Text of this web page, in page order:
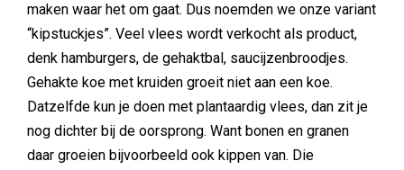
maken waar het om gaat. Dus noemden we onze variant
“kipstuckjes”. Veel vlees wordt verkocht als product,
denk hamburgers, de gehaktbal, saucijzenbroodjes.
Gehakte koe met kruiden groeit niet aan een koe.
Datzelfde kun je doen met plantaardig vlees, dan zit je
nog dichter bij de oorsprong. Want bonen en granen
daar groeien bijvoorbeeld ook kippen van. Die